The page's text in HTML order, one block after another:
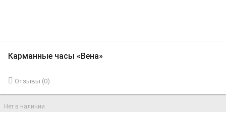
Карманные часы «Вена»
Отзывы (0)
Нет в наличии